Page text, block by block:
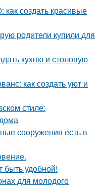
создать красивые
родители купили для
кухню и столовую
как создать уют и
стиле:
сооружения есть в
быть удобной!
для молодого